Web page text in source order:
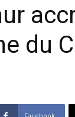
du